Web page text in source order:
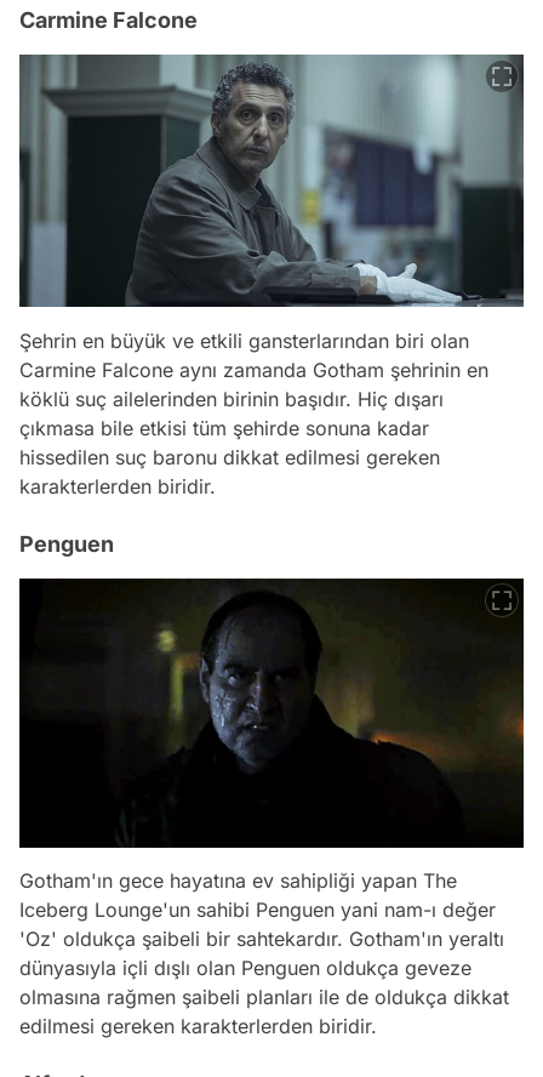
Carmine Falcone
Şehrin en büyük ve etkili gansterlarından biri olan
Carmine Falcone aynı zamanda Gotham şehrinin en
köklü suç ailelerinden birinin başıdır. Hiç dışarı
çıkmasa bile etkisi tüm şehirde sonuna kadar
hissedilen suç baronu dikkat edilmesi gereken
karakterlerden biridir.
Penguen
Gotham'ın gece hayatına ev sahipliği yapan The
Iceberg Lounge'un sahibi Penguen yani nam-ı değer
'Oz' oldukça şaibeli bir sahtekardır. Gotham'ın yeraltı
dünyasıyla içli dışlı olan Penguen oldukça geveze
olmasına rağmen şaibeli planları ile de oldukça dikkat
edilmesi gereken karakterlerden biridir.